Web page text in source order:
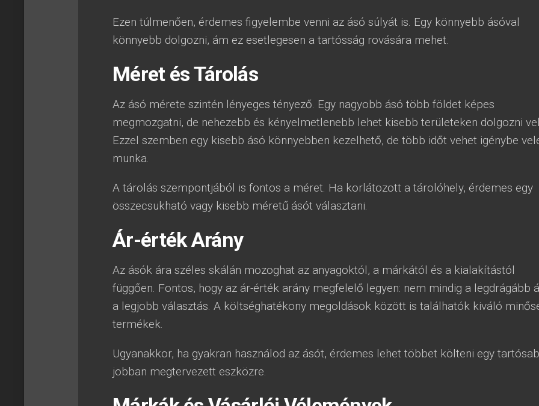
Ezen túlmenően, érdemes figyelembe venni az ásó súlyát is. Egy könnyebb ásóval
könnyebb dolgozni, ám ez esetlegesen a tartósság rovására mehet.
Méret és Tárolás
Az ásó mérete szintén lényeges tényező. Egy nagyobb ásó több földet képes
megmozgatni, de nehezebb és kényelmetlenebb lehet kisebb területeken dolgozni
Ezzel szemben egy kisebb ásó könnyebben kezelhető, de több időt vehet igénybe
munka.
A tárolás szempontjából is fontos a méret. Ha korlátozott a tárolóhely, érdemes egy
összecsukható vagy kisebb méretű ásót választani.
Ár-érték Arány
Az ásók ára széles skálán mozoghat az anyagoktól, a márkától és a kialakítástól
függően. Fontos, hogy az ár-érték arány megfelelő legyen: nem mindig a legdrágább
a legjobb választás. A költséghatékony megoldások között is találhatók kiváló
termékek.
Ugyanakkor, ha gyakran használod az ásót, érdemes lehet többet költeni egy
jobban megtervezett eszközre.